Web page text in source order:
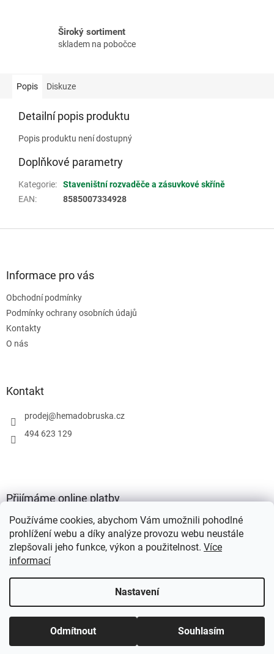
Používáme cookies, abychom Vám umožnili pohodlné
prohlížení webu a díky analýze provozu webu neustále
zlepšovali jeho funkce, výkon a použitelnost. Více
informací
Nastavení
Odmítnout Souhlasím
Široký sortiment
skladem na pobočce
Popis Diskuze
Detailní popis produktu
Popis produktu není dostupný
Doplňkové parametry
Kategorie:
Staveništní rozvaděče a zásuvkové skříně
EAN: 8585007334928
Informace pro vás
Obchodní podmínky
Podmínky ochrany osobních údajů
Kontakty
O nás
Kontakt
prodej@hemadobruska.cz
494 623 129
Přijímáme online platby
HEMA Dobruška s.r.o.
Upravit nastavení cookies